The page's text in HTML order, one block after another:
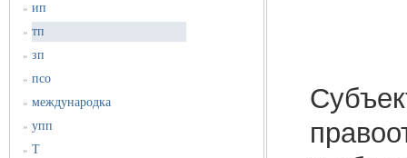
» ип
» тп
» зп
» псо
» международка
» упп
» Т